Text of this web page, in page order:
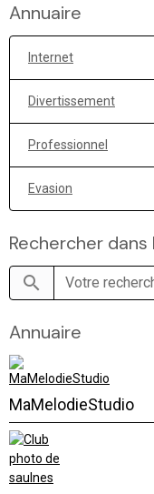
Annuaire
Internet
Divertissement
Professionnel
Evasion
Rechercher dans
Annuaire
MaMelodieStudio